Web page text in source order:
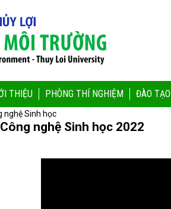
THIỆU PHÒNG THÍ NGHIỆM ĐÀO TẠO
nghệ Sinh học
nghệ Sinh học 2022